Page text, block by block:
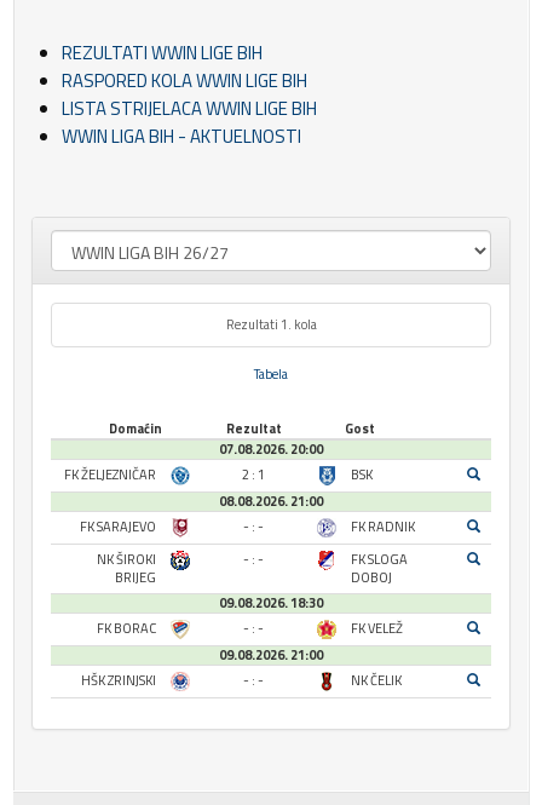
REZULTATI WWIN LIGE BIH
RASPORED KOLA WWIN LIGE BIH
LISTA STRIJELACA WWIN LIGE BIH
WWIN LIGA BIH - AKTUELNOSTI
Rezultati 1. kola
Tabela
Domaćin Rezultat
Gost
07.08.2026. 20:00
FK ŽELJEZNIČAR
2 : 1
BSK
08.08.2026. 21:00
FK SARAJEVO
- : -
FK RADNIK
NK ŠIROKI
BRIJEG
- : -
FK SLOGA
DOBOJ
09.08.2026. 18:30
FK BORAC
- : -
FK VELEŽ
09.08.2026. 21:00
HŠK ZRINJSKI
- : - NK ČELIK